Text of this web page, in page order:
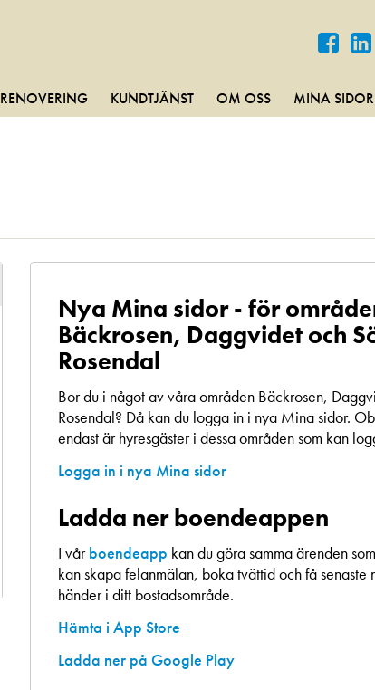
RENOVERING KUNDTJÄNST OM OSS MINA SIDOR
Nya Mina sidor - för
Bäckrosen, Daggvidet och
Rosendal
Bor du i något av våra områden Bäckrosen,
Rosendal? Då kan du logga in i nya Mina sidor.
endast är hyresgäster i dessa områden som kan
Logga in i nya Mina sidor
Ladda ner boendeappen
I vårboendeapp kan du göra samma ärenden
kan skapa felanmälan, boka tvättid och få senaste
händer i ditt bostadsområde.
Hämta i App Store
Ladda ner på Google Play